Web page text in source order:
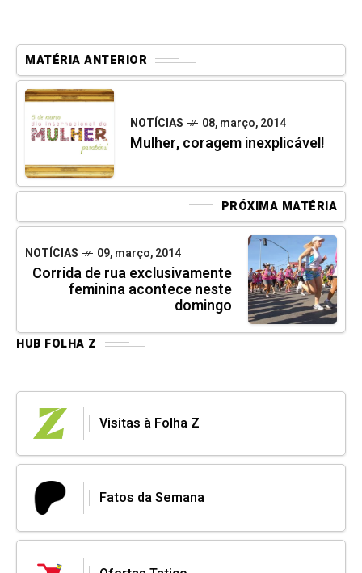
MATÉRIA ANTERIOR
NOTÍCIAS 08, março, 2014
Mulher, coragem inexplicável!
PRÓXIMA MATÉRIA
NOTÍCIAS 09, março, 2014
Corrida de rua exclusivamente
feminina acontece neste
domingo
HUB FOLHA Z
Visitas à Folha Z
Fatos da Semana